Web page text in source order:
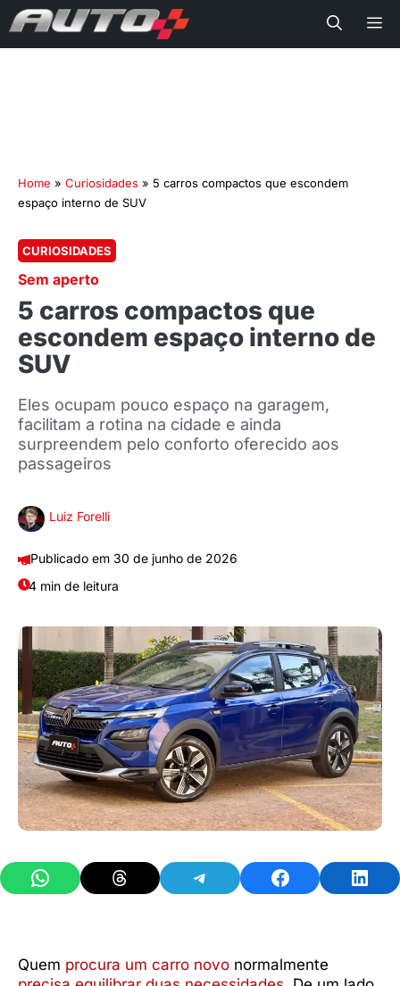
Home » Curiosidades » 5 carros compactos que escondem
espaço interno de SUV
CURIOSIDADES
Sem aperto
5 carros compactos que
escondem espaço interno de
SUV
Eles ocupam pouco espaço na garagem,
facilitam a rotina na cidade e ainda
surpreendem pelo conforto oferecido aos
passageiros
Luiz Forelli
30 de junho de 2026
4 min de leitura
Share on WhatsAppShare on ThreadsShare on TelegramShare on Facebook
Quem procura um carro novo normalmente